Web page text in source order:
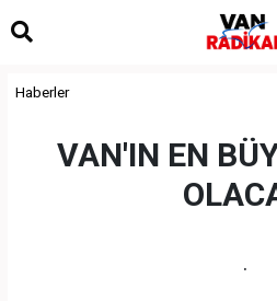
Haberler
VAN'IN EN
.